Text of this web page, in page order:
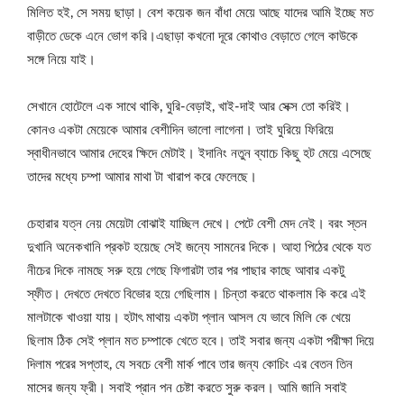
মিলিত হই, সে সময় ছাড়া। বেশ কয়েক জন বাঁধা মেয়ে আছে যাদের আমি ইচ্ছে মত
বাড়ীতে ডেকে এনে ভোগ করি। এছাড়া কখনো দূরে কোথাও বেড়াতে গেলে কাউকে
সঙ্গে নিয়ে যাই।
সেখানে হোটেলে এক সাথে থাকি, ঘুরি-বেড়াই, খাই-দাই আর সেক্স তো করিই।
কোনও একটা মেয়েকে আমার বেশীদিন ভালো লাগেনা। তাই ঘুরিয়ে ফিরিয়ে
স্বাধীনভাবে আমার দেহের ক্ষিদে মেটাই। ইদানিং নতুন ব্যাচে কিছু হট মেয়ে এসেছে
তাদের মধ্যে চম্পা আমার মাথা টা খারাপ করে ফেলেছে।
চেহারার যত্ন নেয় মেয়েটা বোঝাই যাচ্ছিল দেখে। পেটে বেশী মেদ নেই। বরং স্তন
দুখানি অনেকখানি প্রকট হয়েছে সেই জন্যে সামনের দিকে। আহা পিঠের থেকে যত
নীচের দিকে নামছে সরু হয়ে গেছে ফিগারটা তার পর পাছার কাছে আবার একটু
স্ফীত। দেখতে দেখতে বিভোর হয়ে গেছিলাম। চিন্তা করতে থাকলাম কি করে এই
মালটাকে খাওয়া যায়। হটাৎ মাথায় একটা প্লান আসল যে ভাবে মিলি কে খেয়ে
ছিলাম ঠিক সেই প্লান মত চম্পাকে খেতে হবে। তাই সবার জন্য একটা পরীক্ষা দিয়ে
দিলাম পরের সপ্তাহ, যে সবচে বেশী মার্ক পাবে তার জন্য কোচিং এর বেতন তিন
মাসের জন্য ফ্রী। সবাই প্রান পন চেষ্টা করতে সুরু করল। আমি জানি সবাই